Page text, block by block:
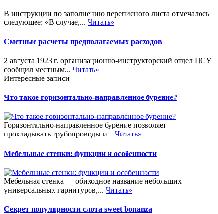
В инструкции по заполнению переписного листа отмечалось
следующее: «В случае,... Читать»
Сметные расчеты предполагаемых расходов
2 августа 1923 г. организационно-инструкторский отдел ЦСУ
сообщил местным... Читать»
Интересные записи
Что такое горизонтально-направленное бурение?
Горизонтально-направленное бурение позволяет
прокладывать трубопроводы и... Читать»
Мебельные стенки: функции и особенности
Мебельная стенка — обиходное название небольших
универсальных гарнитуров,... Читать»
Секрет популярности слота sweet bonanza